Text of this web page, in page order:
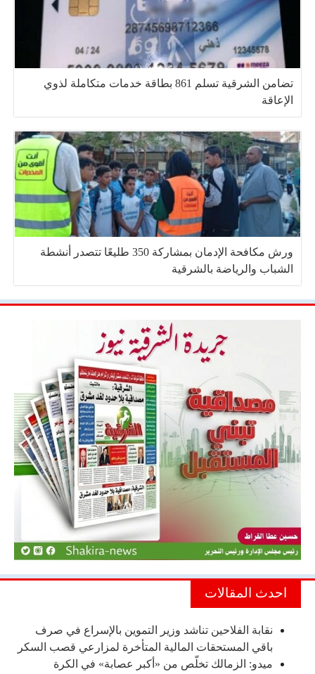
تضامن الشرقية تسلم 861 بطاقة خدمات متكاملة لذوي
الإعاقة
ورش مكافحة الإدمان بمشاركة 350 طليعًا تتصدر أنشطة
الشباب والرياضة بالشرقية
احدث المقالات
نقابة الفلاحين تناشد وزير التموين بالإسراع في صرف
باقي المستحقات المالية المتأخرة لمزارعي قصب السكر
ميدو: الزمالك تخلّص من «أكبر عصابة» في الكرة